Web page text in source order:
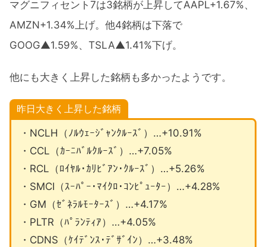
マグニフィセント7は3銘柄が上昇してAAPL+1.67%、
AMZN+1.34%上げ。他4銘柄は下落で
GOOG▲1.59%、TSLA▲1.41%下げ。
他にも大きく上昇した銘柄も多かったようです。
昨日大きく上昇した銘柄
・NCLH（ﾉﾙｳｪｰｼﾞｬﾝｸﾙｰｽﾞ）…+10.91%
・CCL（ｶｰﾆﾊﾞﾙｸﾙｰｽﾞ）…+7.05%
・RCL（ﾛｲﾔﾙ･ｶﾘﾋﾞｱﾝ･ｸﾙｰｽﾞ）…+5.26%
・SMCI（ｽｰﾊﾟｰ･ﾏｲｸﾛ･ｺﾝﾋﾟｭｰﾀｰ）…+4.28%
・GM（ｾﾞﾈﾗﾙﾓｰﾀｰｽﾞ）…+4.17%
・PLTR（ﾊﾟﾗﾝﾃｨｱ）…+4.05%
・CDNS（ｹｲﾃﾞﾝｽ･ﾃﾞｻﾞｲﾝ）…+3.48%